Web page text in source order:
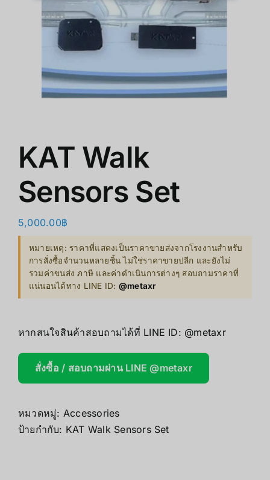
บริการ
สินค้าลดราคา
KAT Walk
Sensors Set
5,000.00฿
หมายเหตุ: ราคาที่แสดงเป็นราคาขายส่งจากโรงงานสำหรับ
การสั่งซื้อจำนวนหลายชิ้น ไม่ใช่ราคาขายปลีก และยังไม่
รวมค่าขนส่ง ภาษี และค่าดำเนินการต่างๆ สอบถามราคาที่
แน่นอนได้ทาง LINE ID: @metaxr
หากสนใจสินค้าสอบถามได้ที่ LINE ID: @metaxr
สั่งซื้อ / สอบถามผ่าน LINE @metaxr
หมวดหมู่: Accessories
ป้ายกำกับ: KAT Walk Sensors Set